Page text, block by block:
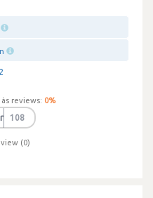
reviews: 0%
108
(0)